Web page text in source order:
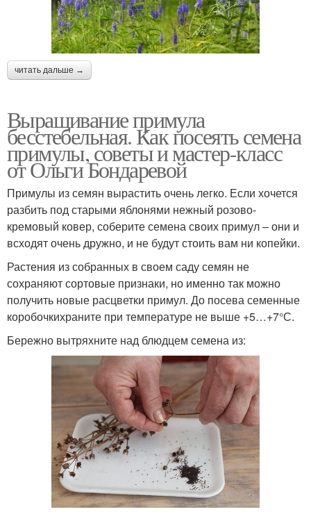
читать дальше →
Выращивание примула
бесстебельная. Как посеять семена
примулы, советы и мастер-класс
от Ольги Бондаревой
Примулы из семян вырастить очень легко. Если хочется
разбить под старыми яблонями нежный розово-
кремовый ковер, соберите семена своих примул – они и
всходят очень дружно, и не будут стоить вам ни копейки.
Растения из собранных в своем саду семян не
сохраняют сортовые признаки, но именно так можно
получить новые расцветки примул. До посева семенные
коробочкихраните при температуре не выше +5…+7°С.
Бережно вытряхните над блюдцем семена из: